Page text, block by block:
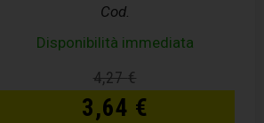
Cod.
Disponibilità immediata
4,27€
3,64 €